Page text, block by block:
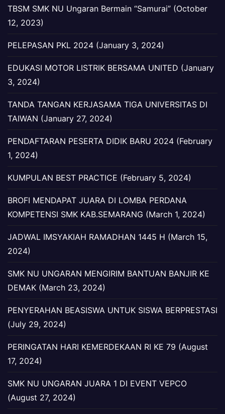
TBSM SMK NU Ungaran Bermain “Samurai” (October
12, 2023)
PELEPASAN PKL 2024 (January 3, 2024)
EDUKASI MOTOR LISTRIK BERSAMA UNITED (January
3, 2024)
TANDA TANGAN KERJASAMA TIGA UNIVERSITAS DI
TAIWAN (January 27, 2024)
PENDAFTARAN PESERTA DIDIK BARU 2024 (February
1, 2024)
KUMPULAN BEST PRACTICE (February 5, 2024)
BROFI MENDAPAT JUARA DI LOMBA PERDANA
KOMPETENSI SMK KAB.SEMARANG (March 1, 2024)
JADWAL IMSYAKIAH RAMADHAN 1445 H (March 15,
2024)
SMK NU UNGARAN MENGIRIM BANTUAN BANJIR KE
DEMAK (March 23, 2024)
PENYERAHAN BEASISWA UNTUK SISWA BERPRESTASI
(July 29, 2024)
PERINGATAN HARI KEMERDEKAAN RI KE 79 (August
17, 2024)
SMK NU UNGARAN JUARA 1 DI EVENT VEPCO
(August 27, 2024)